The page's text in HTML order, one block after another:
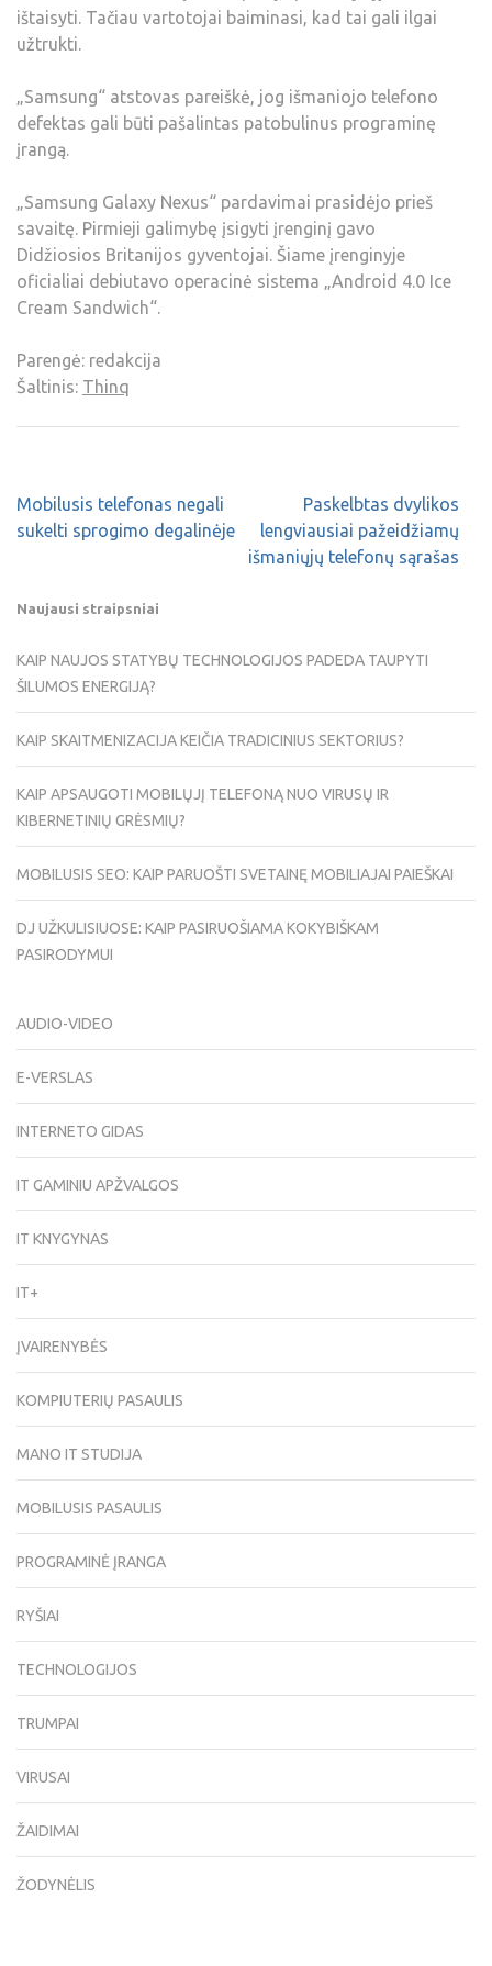
ištaisyti. Tačiau vartotojai baiminasi, kad tai gali ilgai
užtrukti.
„Samsung“ atstovas pareiškė, jog išmaniojo telefono
defektas gali būti pašalintas patobulinus programinę
įrangą.
„Samsung Galaxy Nexus“ pardavimai prasidėjo prieš
savaitę. Pirmieji galimybę įsigyti įrenginį gavo
Didžiosios Britanijos gyventojai. Šiame įrenginyje
oficialiai debiutavo operacinė sistema „Android 4.0 Ice
Cream Sandwich“.
Parengė: redakcija
Šaltinis: Thinq
Mobilusis telefonas negali
sukelti sprogimo degalinėje
Paskelbtas dvylikos
lengviausiai pažeidžiamų
išmaniųjų telefonų sąrašas
Naujausi straipsniai
KAIP NAUJOS STATYBŲ TECHNOLOGIJOS PADEDA TAUPYTI
ŠILUMOS ENERGIJĄ?
KAIP SKAITMENIZACIJA KEIČIA TRADICINIUS SEKTORIUS?
KAIP APSAUGOTI MOBILŲJĮ TELEFONĄ NUO VIRUSŲ IR
KIBERNETINIŲ GRĖSMIŲ?
MOBILUSIS SEO: KAIP PARUOŠTI SVETAINĘ MOBILIAJAI PAIEŠKAI
DJ UŽKULISIUOSE: KAIP PASIRUOŠIAMA KOKYBIŠKAM
PASIRODYMUI
AUDIO-VIDEO
E-VERSLAS
INTERNETO GIDAS
IT GAMINIU APŽVALGOS
IT KNYGYNAS
IT+
ĮVAIRENYBĖS
KOMPIUTERIŲ PASAULIS
MANO IT STUDIJA
MOBILUSIS PASAULIS
PROGRAMINĖ ĮRANGA
RYŠIAI
TECHNOLOGIJOS
TRUMPAI
VIRUSAI
ŽAIDIMAI
ŽODYNĖLIS